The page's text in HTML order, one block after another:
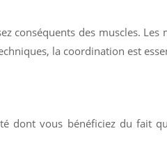
conséquents des muscles.
la coordination est
dont vous bénéficiez du fait